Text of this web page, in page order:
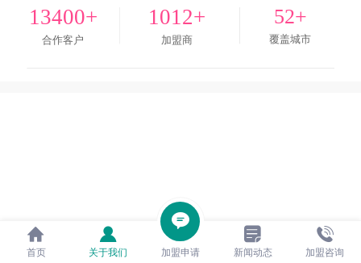
13400+
合作客户
1012+
加盟商
52+
覆盖城市
首页 关于我们 加盟申请 新闻动态 加盟咨询